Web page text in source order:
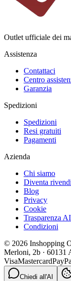
Outlet ufficiale dei
Assistenza
Contattaci
Centro
Garanzia
Spedizioni
Spedizioni
Resi gratuiti
Pagamenti
Azienda
Chi siamo
Diventa
Blog
Privacy
Cookie
Trasparenza AI
Condizioni
© 2026 Inshopping
Merloni, 2b · 60131
VisaMastercard
Chiedi all'AI